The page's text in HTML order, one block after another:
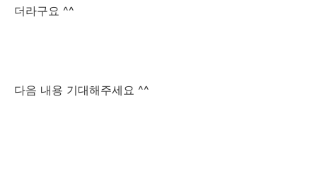
더라구요 ^^
다음 내용 기대해주세요 ^^